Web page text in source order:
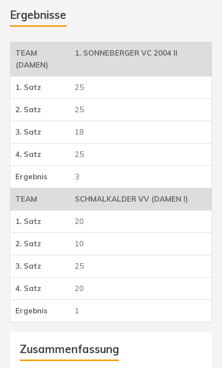
Ergebnisse
1. SONNEBERGER VC 2004 II
(DAMEN)
25
25
18
25
3
SCHMALKALDER VV (DAMEN I)
20
10
25
20
1
Zusammenfassung